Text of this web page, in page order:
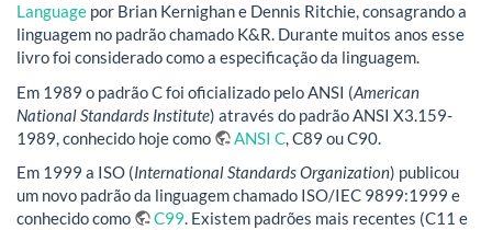
Language por Brian Kernighan e Dennis Ritchie, consagrando a
linguagem no padrão chamado K&R. Durante muitos anos esse
livro foi considerado como a especificação da linguagem.
Em 1989 o padrão C foi oficializado pelo ANSI (American
National Standards Institute) através do padrão ANSI X3.159-
1989, conhecido hoje como
ANSI C, C89 ou C90.
Em 1999 a ISO (International Standards Organization) publicou
um novo padrão da linguagem chamado ISO/IEC 9899:1999 e
conhecido como
C99. Existem padrões mais recentes (C11 e